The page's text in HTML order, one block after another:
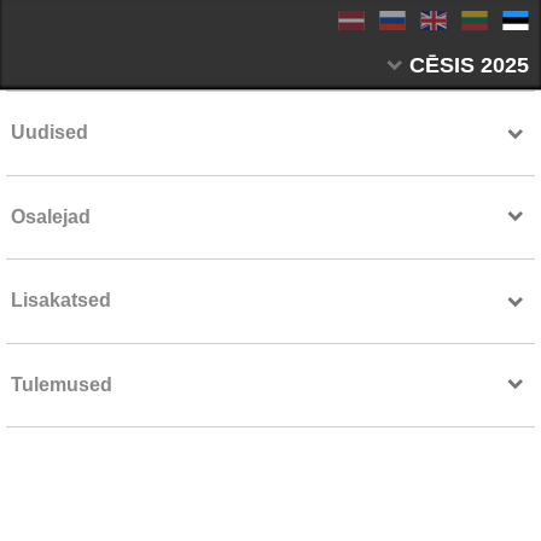
CĒSIS 2025
Uudised
Osalejad
Lisakatsed
Tulemused